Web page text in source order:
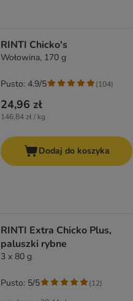
RINTI Chicko's
Wołowina, 170 g
24,96 zł
146,84 zł / kg
Pusto: 4.9/5 (104)
Dodaj do koszyka
RINTI Extra Chicko Plus,
paluszki rybne
3 x 80 g
Pusto: 5/5 (12)